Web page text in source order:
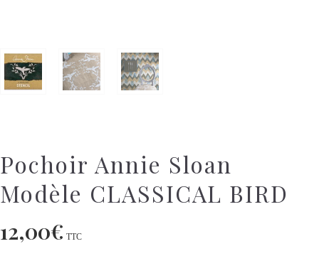
Pochoir Annie Sloan
Modèle CLASSICAL BIRD
12,00€ TTC